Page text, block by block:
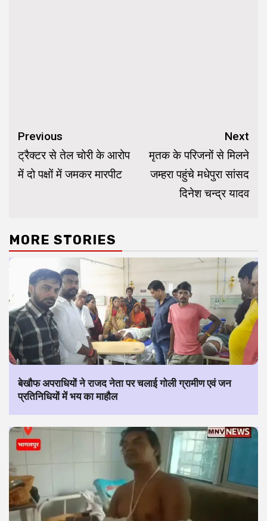
Continue
Reading
Previous
ट्रैक्टर से तेल चोरी के आरोप
में दो पक्षों में जमकर मारपीट
Next
मृतक के परिजनों से मिलने
जम्हरा पहुंचे मधेपुरा सांसद
दिनेश चन्द्र यादव
MORE STORIES
बेखौफ अपराधियों ने राजद नेता पर चलाई गोली ग्रामीण एवं जन
प्रतिनिधियों में भय का माहौल